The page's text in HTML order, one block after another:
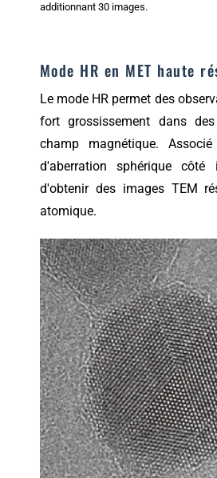
additionnant 30 images.
Mode HR en MET haute
Le mode HR permet des
fort grossissement dans
champ magnétique.
d'aberration sphérique
d'obtenir des images TEM
atomique.